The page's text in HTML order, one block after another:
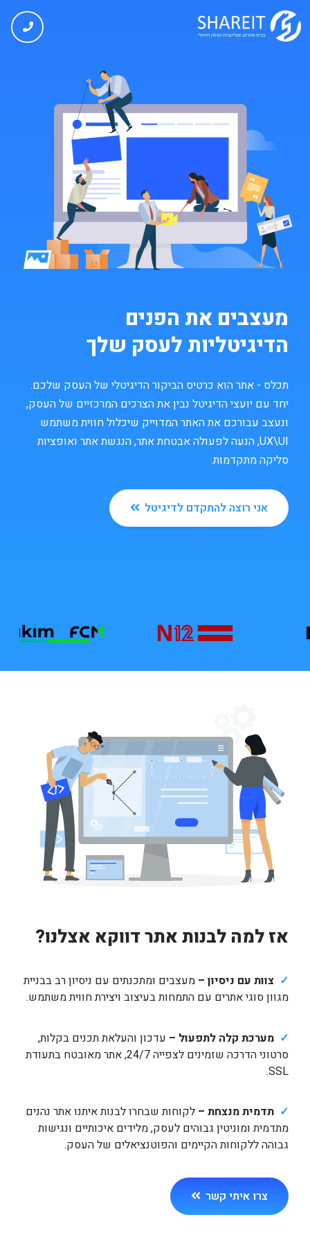
מעצבים את הפנים
הדיגיטליות לעסק שלך
תכלס - אתר הוא כרטיס הביקור הדיגיטלי של העסק שלכם.
יחד עם יועצי הדיגיטל נבין את הצרכים המרכזיים של העסק,
ונעצב עבורכם את האתר המדוייק שיכלול חווית משתמש
UX\UI, הנעה לפעולה אבטחת אתר, הנגשת אתר ואופציות
סליקה מתקדמות.
אני רוצה להתקדם לדיגיטל
אז למה לבנות אתר דווקא אצלנו?
✓ צוות עם ניסיון –מעצבים ומתכנתים עם ניסיון רב בבניית
מגוון סוגי אתרים עם התמחות בעיצוב ויצירת חווית משתמש.
✓ מערכת קלה לתפעול –עדכון והעלאת תכנים בקלות,
סרטוני הדרכה שזמינים לצפייה 24/7, אתר מאובטח בתעודת
SSL.
✓ תדמית מנצחת –לקוחות שבחרו לבנות איתנו אתר נהנים
מתדמית ומוניטין גבוהים לעסק, מלידים איכותיים ונגישות
גבוהה ללקוחות הקיימים והפוטנציאלים של העסק.
צרו איתי קשר